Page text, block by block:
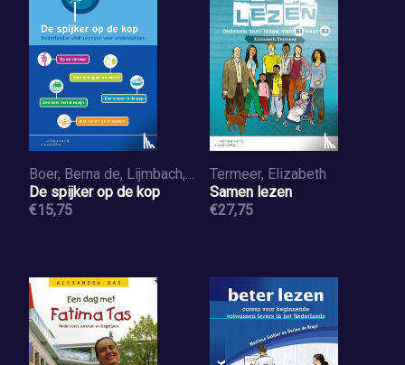
Boer, Berna de, Lijmbach, Birgit
De spijker op de kop
€15,75
Termeer, Elizabeth
Samen lezen
€27,75